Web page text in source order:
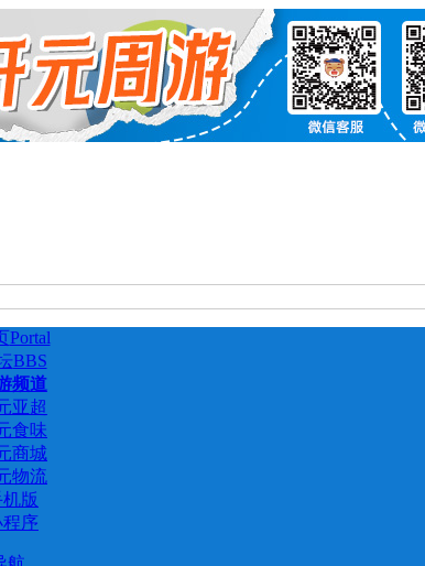
Portal
BBS
频道
亚超
食味
商城
物流
版
程序